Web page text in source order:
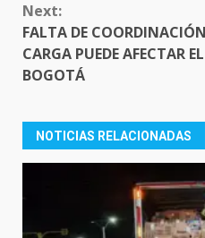
Next:
FALTA DE
CARGA PUEDE AFECTAR
BOGOTÁ
NOTICIAS RELACIONADAS